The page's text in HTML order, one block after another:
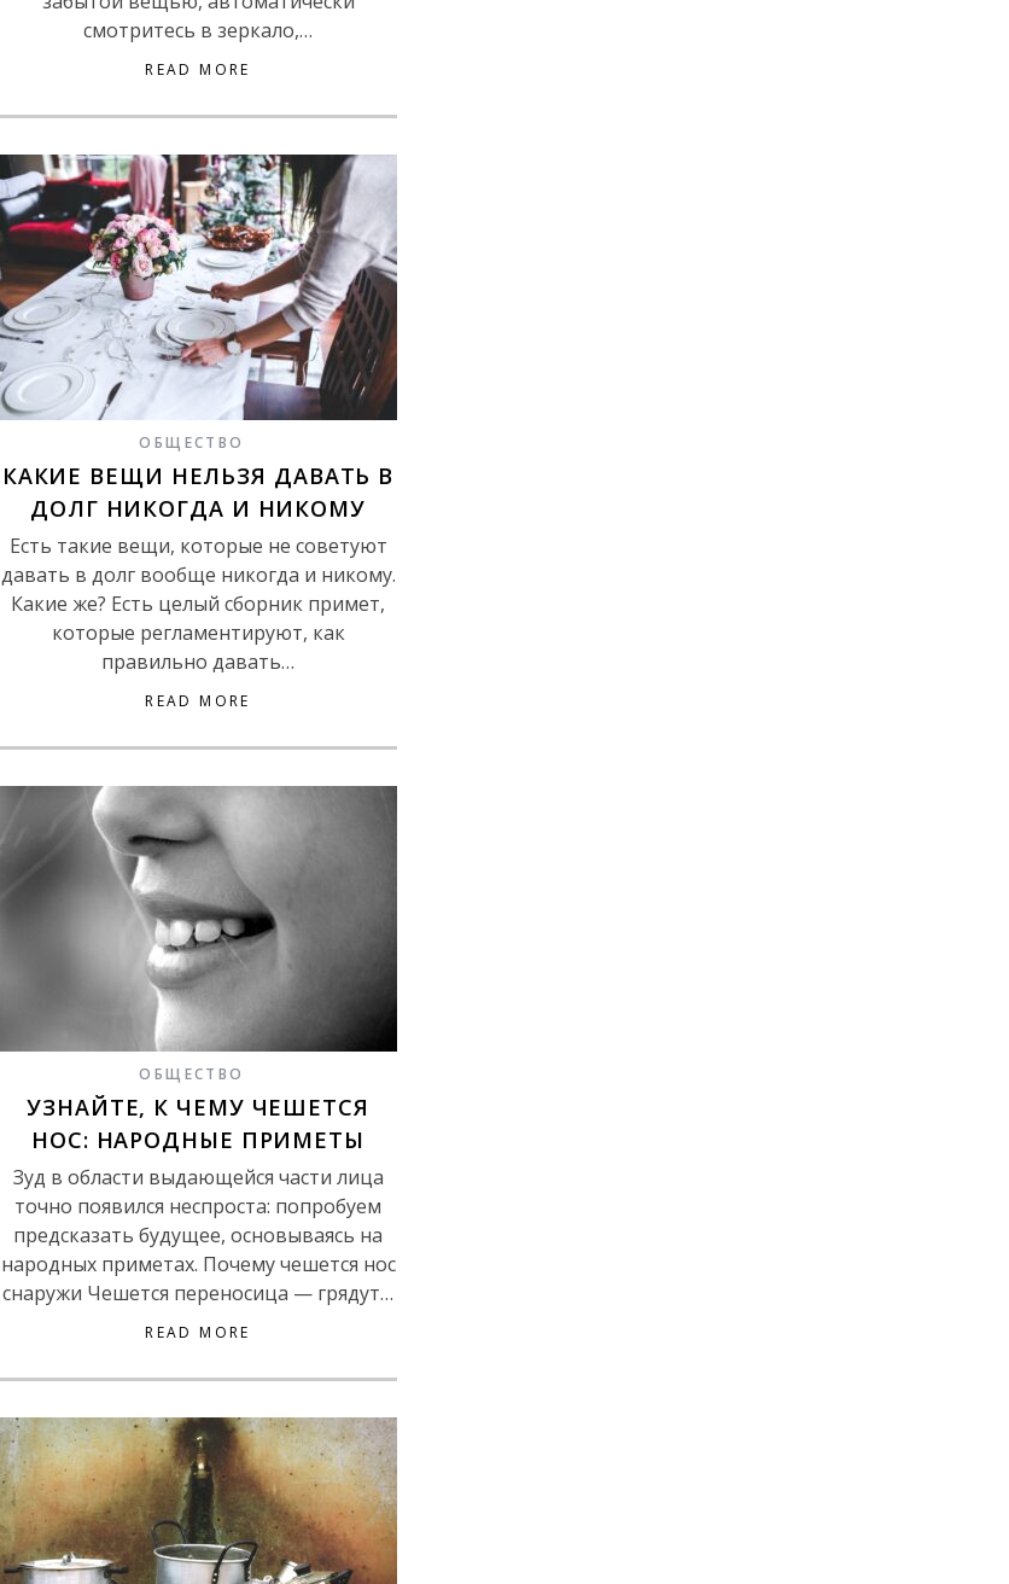
смотритесь в зеркало,…
READ MORE
ОБЩЕСТВО
КАКИЕ ВЕЩИ НЕЛЬЗЯ ДАВАТЬ В
ДОЛГ НИКОГДА И НИКОМУ
Есть такие вещи, которые не советуют
давать в долг вообще никогда и никому.
Какие же? Есть целый сборник примет,
которые регламентируют, как
правильно давать…
READ MORE
ОБЩЕСТВО
УЗНАЙТЕ, К ЧЕМУ ЧЕШЕТСЯ
НОС: НАРОДНЫЕ ПРИМЕТЫ
Зуд в области выдающейся части лица
точно появился неспроста: попробуем
предсказать будущее, основываясь на
народных приметах. Почему чешется нос
снаружи Чешется переносица — грядут…
READ MORE